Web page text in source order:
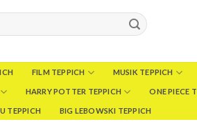
FILM TEPPICH MUSIK TEPPICH
HARRY POTTER TEPPICH ONE PIECE
TEPPICH BIG LEBOWSKI TEPPICH